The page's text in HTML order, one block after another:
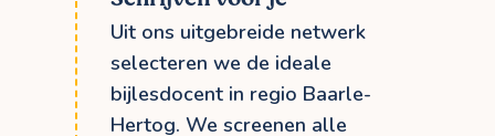
Uit ons uitgebreide netwerk
selecteren we de ideale
bijlesdocent in regio Baarle-
Hertog. We screenen alle